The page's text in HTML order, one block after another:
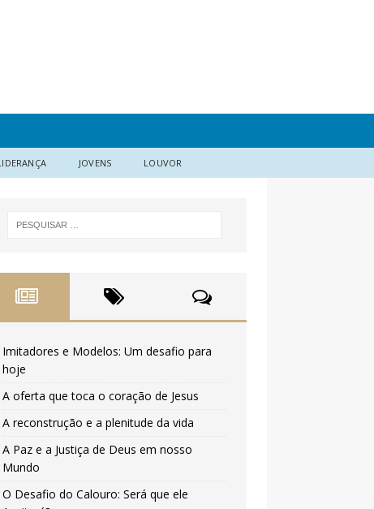
JOVENS LOUVOR
Imitadores e Modelos: Um desafio para
hoje
A oferta que toca o coração de Jesus
A reconstrução e a plenitude da vida
A Paz e a Justiça de Deus em nosso
Mundo
O Desafio do Calouro: Será que ele